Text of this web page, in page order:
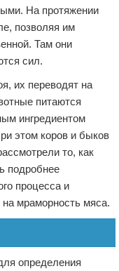
На протяжении
позволяя им
Там они
сил.
их переводят на
питаются
ингредиентом
этом коров и быков
то, как
подробнее
процесса и
мраморность мяса.
определения